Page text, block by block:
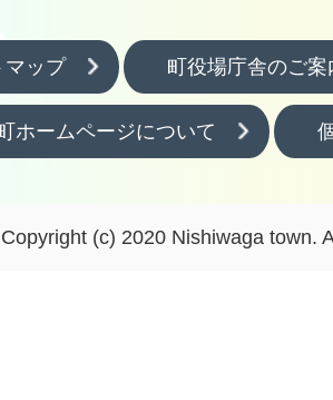
マップ 町役場庁舎のご案
ホームページについて
Copyright (c) 2020 Nishiwaga town.